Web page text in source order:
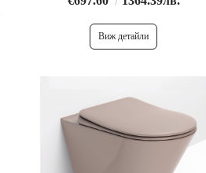
Виж детайли